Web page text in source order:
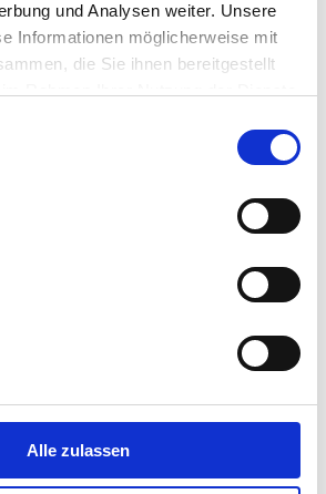
und Analysen weiter. Unsere
Informationen möglicherweise mit
die Sie ihnen bereitgestellt
anzeigen
Alle zulassen
Wärmepumpen